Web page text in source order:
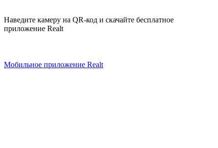
Наведите камеру на QR-код и скачайте бесплатное
приложение Realt
Мобильное приложение Realt